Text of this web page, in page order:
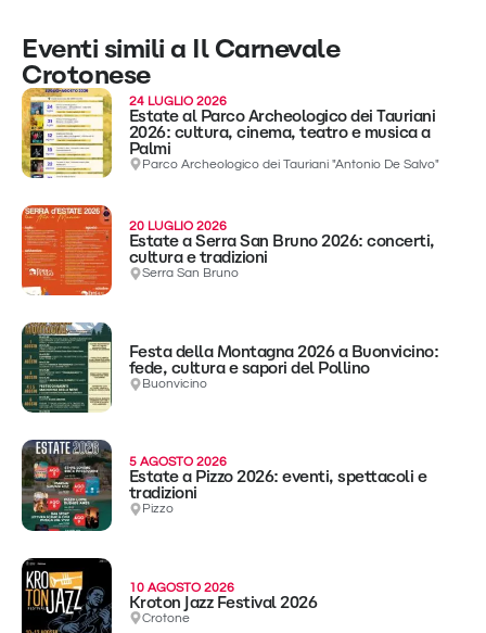
Eventi simili a Il Carnevale
Crotonese
24 LUGLIO 2026
Estate al Parco Archeologico dei Tauriani
2026: cultura, cinema, teatro e musica a
Palmi
Parco Archeologico dei Tauriani "Antonio De Salvo"
20 LUGLIO 2026
Estate a Serra San Bruno 2026: concerti,
cultura e tradizioni
Serra San Bruno
Festa della Montagna 2026 a Buonvicino:
fede, cultura e sapori del Pollino
Buonvicino
5 AGOSTO 2026
Estate a Pizzo 2026: eventi, spettacoli e
tradizioni
Pizzo
10 AGOSTO 2026
Kroton Jazz Festival 2026
Crotone